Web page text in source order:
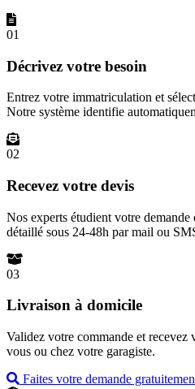
01
Décrivez votre besoin
Entrez votre immatriculation et
Notre système identifie
02
Recevez votre devis
Nos experts étudient votre
détaillé sous 24-48h par mail ou
03
Livraison à domicile
Validez votre commande et recevez
vous ou chez votre garagiste.
Faites votre demande